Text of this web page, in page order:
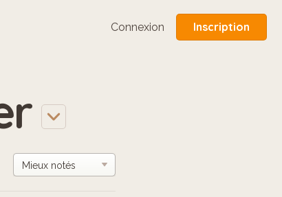
Connexion Inscription